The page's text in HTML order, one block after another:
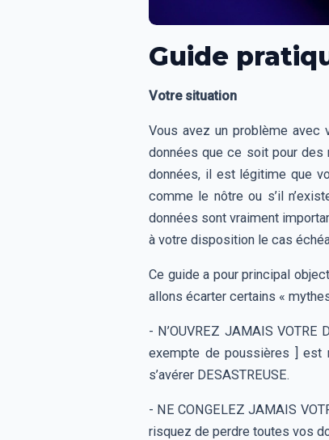
Guide
Votre situation
Vous avez un problème avec
données que ce soit pour
données, il est légitime que
comme le nôtre ou s’il
données sont vraiment
à votre disposition le cas
Ce guide a pour principal
allons écarter certains «
- N’OUVREZ JAMAIS
exempte de poussières ] est
s’avérer DESASTREUSE.
- NE CONGELEZ JAMAIS
risquez de perdre toutes vos